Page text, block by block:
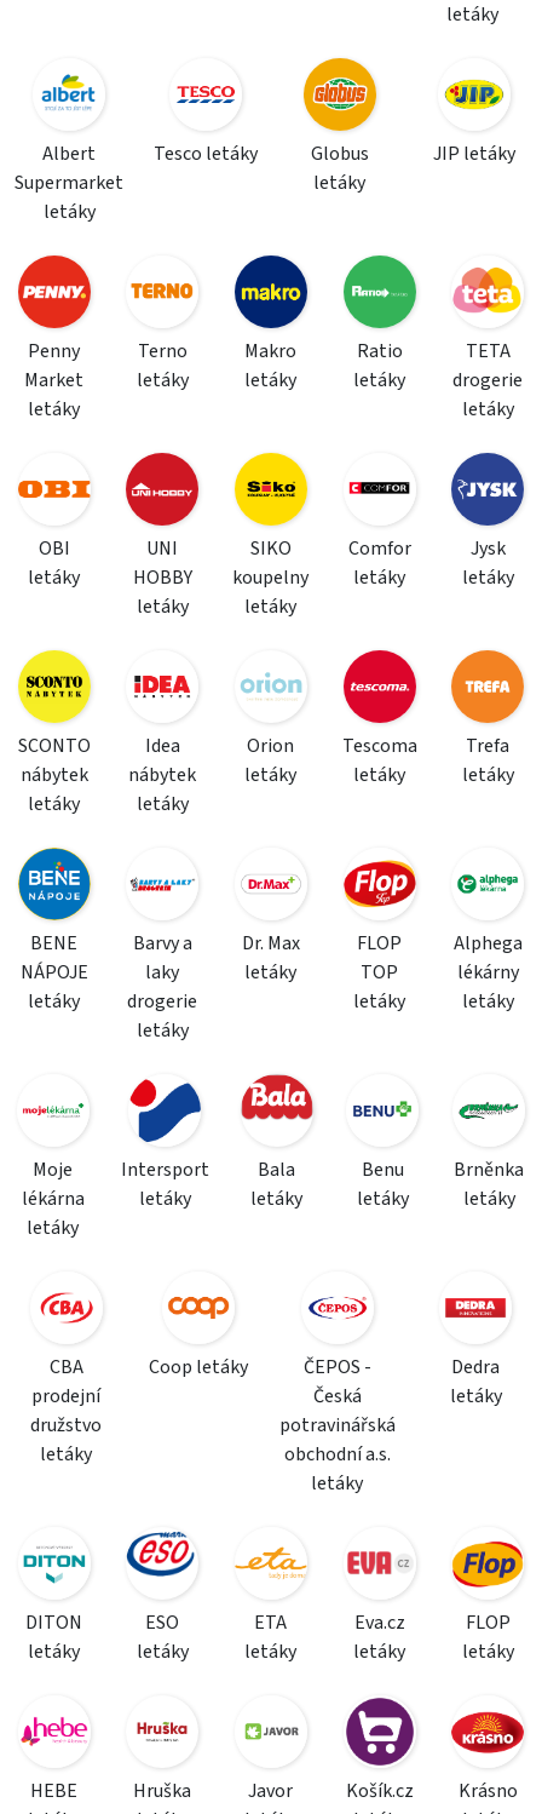
letáky
Albert
Supermarket
letáky
Tesco letáky
Globus
letáky
JIP letáky
Penny
Market
letáky
Terno
letáky
Makro
letáky
Ratio
letáky
TETA
drogerie
letáky
OBI
letáky
UNI
HOBBY
letáky
SIKO
koupelny
letáky
Comfor
letáky
Jysk
letáky
SCONTO
nábytek
letáky
Idea
nábytek
letáky
Orion
letáky
Tescoma
letáky
Trefa
letáky
BENE
NÁPOJE
letáky
Barvy a
laky
drogerie
letáky
Dr. Max
letáky
FLOP
TOP
letáky
Alphega
lékárny
letáky
Moje
lékárna
letáky
Intersport
letáky
Bala
letáky
Benu
letáky
Brněnka
letáky
CBA
prodejní
družstvo
letáky
Coop letáky
ČEPOS -
Česká
potravinářská
obchodní a.s.
letáky
Dedra
letáky
DITON
letáky
ESO
letáky
ETA
letáky
Eva.cz
letáky
FLOP
letáky
HEBE
Hruška
Javor
Košík.cz
Krásno